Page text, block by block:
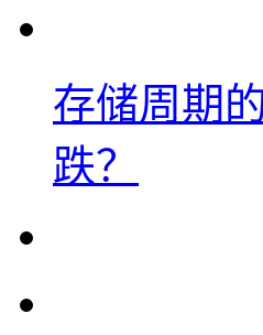
存储周期
跌？